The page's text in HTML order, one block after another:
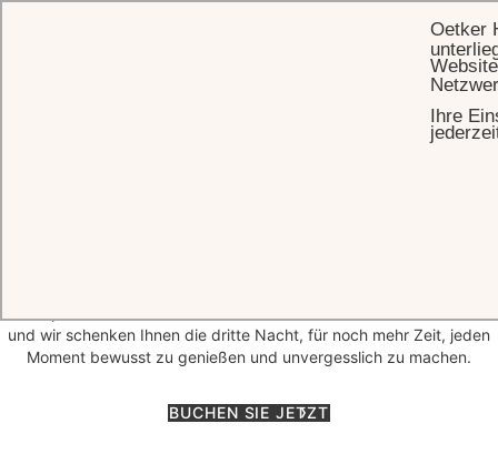
und wir schenken Ihnen die dritte Nacht, für noch mehr Zeit, jeden
Moment bewusst zu genießen und unvergesslich zu machen.
BUCHEN SIE JETZT
Oetker
Ihre